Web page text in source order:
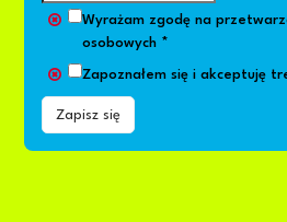
Wyrażam zgodę na
osobowych *
Zapoznałem się i akceptuję
Zapisz się